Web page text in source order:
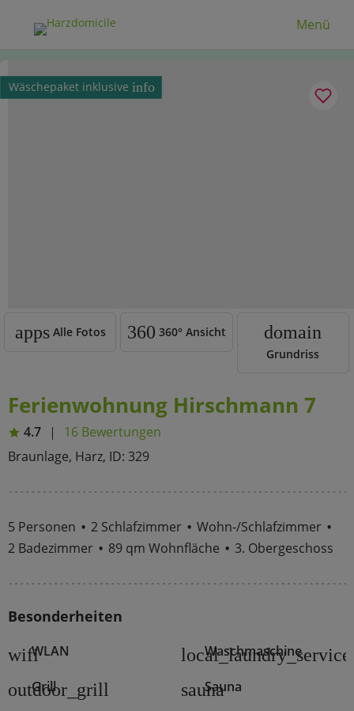
Menü
Wäschepaket inklusive info
apps Alle Fotos 360 360° Ansicht domain
Grundriss
Ferienwohnung Hirschmann 7
4.7
16 Bewertungen
Braunlage, Harz, ID: 329
5 Personen 2 Schlafzimmer
Wohn-/Schlafzimmer
2 Badezimmer
89 qm Wohnfläche 3. Obergeschoss
Besonderheiten
wifiWLAN local_laundry_service
Waschmaschine
outdoor_grill
Grill saunaSauna